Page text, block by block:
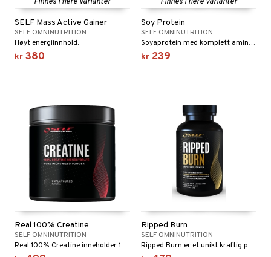
Finnes i flere varianter
SELF Mass Active Gainer
SELF OMNINUTRITION
Høyt energiinnhold.
kr 380
Finnes i flere varianter
Soy Protein
SELF OMNINUTRITION
Soyaprotein med komplett aminosyreprofil samt et høyt proteininnhold på hele 89%.
kr 239
Real 100% Creatine
SELF OMNINUTRITION
Real 100% Creatine inneholder 100% mikronisert kreatin.
Ripped Burn
SELF OMNINUTRITION
Ripped Burn er et unikt kraftig produkt med hele 20 naturlige ingredienser.